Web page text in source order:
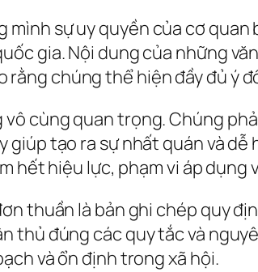
mình sự uy quyền của cơ
gia. Nội dung của những
chúng thể hiện đầy đủ ý
cùng quan trọng. Chúng
tạo ra sự nhất quán và
hết hiệu lực, phạm vi áp
thuần là bản ghi chép quy
thủ đúng các quy tắc và
và ổn định trong xã hội.